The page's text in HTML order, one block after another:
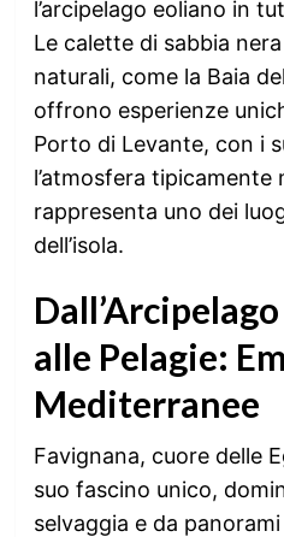
l’arcipelago eoliano in
Le calette di sabbia
naturali, come la Baia
offrono esperienze
Porto di Levante, con i
l’atmosfera tipicamente
rappresenta uno dei
dell’isola.
alle Pelagie:
Mediterranee
Favignana, cuore delle
suo fascino unico,
selvaggia e da